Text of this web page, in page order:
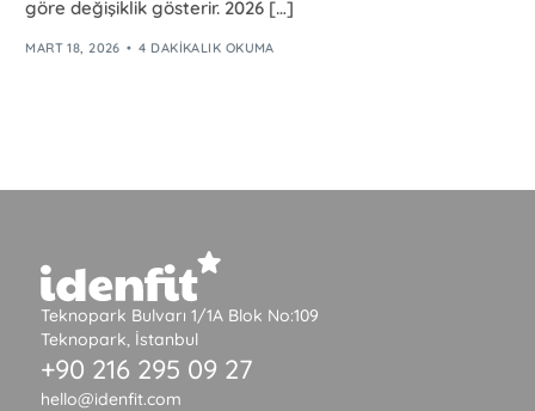
göre değişiklik gösterir. 2026 […]
MART 18, 2026 4 DAKIKALIK OKUMA
Teknopark Bulvarı 1/1A Blok No:109
Teknopark, İstanbul
+90 216 295 09 27
hello@idenfit.com